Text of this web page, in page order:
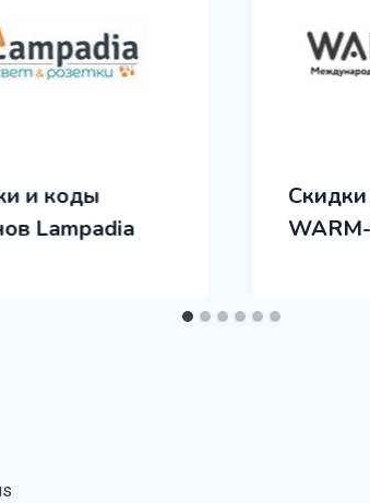
и коды
Lampadia